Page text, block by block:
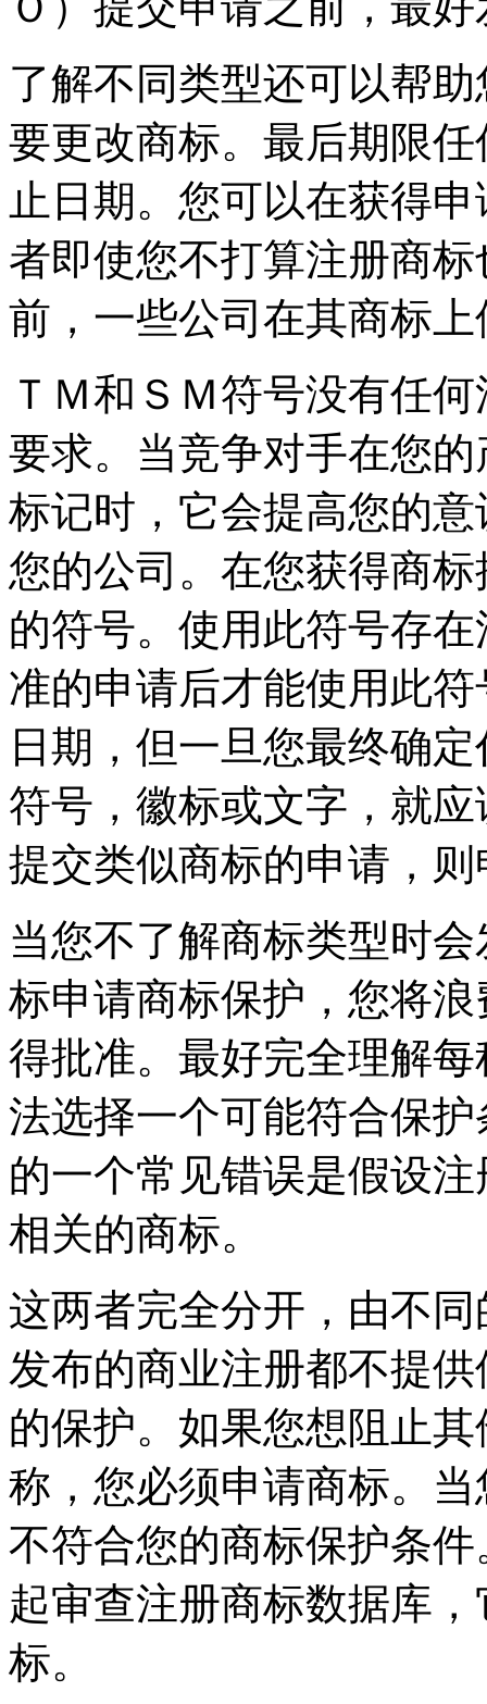
了解不同类型还可以帮
要更改商标。最后期限
止日期。您可以在获得
者即使您不打算注册商
前，一些公司在其商标
ＴＭ和ＳＭ符号没有任
要求。当竞争对手在您
标记时，它会提高您的
您的公司。在您获得商
的符号。使用此符号存
准的申请后才能使用此
日期，但一旦您最终确
符号，徽标或文字，就
提交类似商标的申请，
当您不了解商标类型时
标申请商标保护，您将
得批准。最好完全理解
法选择一个可能符合保
的一个常见错误是假设
相关的商标。
这两者完全分开，由不
发布的商业注册都不提
的保护。如果您想阻止
称，您必须申请商标。
不符合您的商标保护条
起审查注册商标数据库
标。